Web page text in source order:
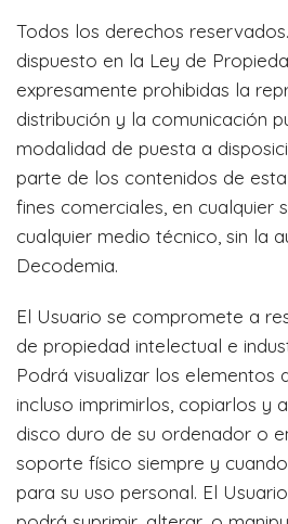
Todos los derechos
dispuesto en la Ley de
expresamente prohibidas la
distribución y la comunicación
modalidad de puesta a
parte de los contenidos de
fines comerciales, en cualquier
cualquier medio técnico, sin la
Decodemia.
El Usuario se compromete a
de propiedad intelectual e
Podrá visualizar los elementos
incluso imprimirlos, copiarlos y
disco duro de su ordenador o
soporte físico siempre y
para su uso personal. El